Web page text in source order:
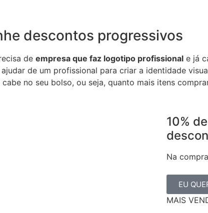
descontos progressivos
de empresa que faz logotipo profissional e já
de um profissional para criar a identidade
no seu bolso, ou seja, quanto mais itens
10% de
Na
EU
MAIS